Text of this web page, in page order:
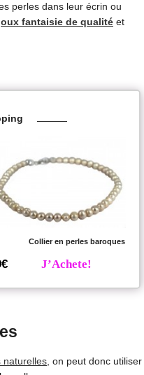
perles dans leur écrin ou
fantaisie de qualité et
Collier en perles baroques
J’Achete!
naturelles , on peut donc utiliser